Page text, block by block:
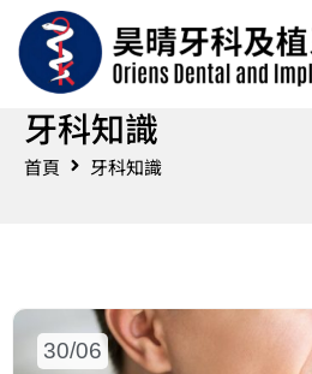
牙科知識
首頁 牙科知識
30/06